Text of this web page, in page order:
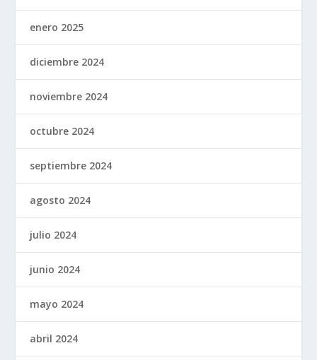
enero 2025
diciembre 2024
noviembre 2024
octubre 2024
septiembre 2024
agosto 2024
julio 2024
junio 2024
mayo 2024
abril 2024